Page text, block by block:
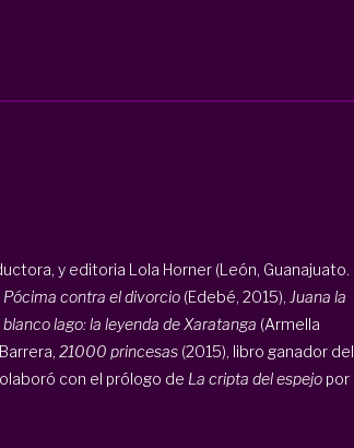
y editoria Lola Horner (León, Guanajuato.
Pócima contra el divorcio(Edebé, 2015), Juana la
lago: la leyenda de Xaratanga (Armella
21000 princesas(2015), libro ganador del
con el prólogo de La cripta del espejo por